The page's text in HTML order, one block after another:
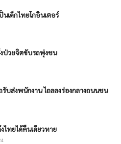
นเด็กไทยโกอินเตอร์
งป่วยจิตขับรถพุ่งชน
บส่งพนักงาน ไถลลงร่องกลางถนนชน
ไทยได้คืนเดียวหาย